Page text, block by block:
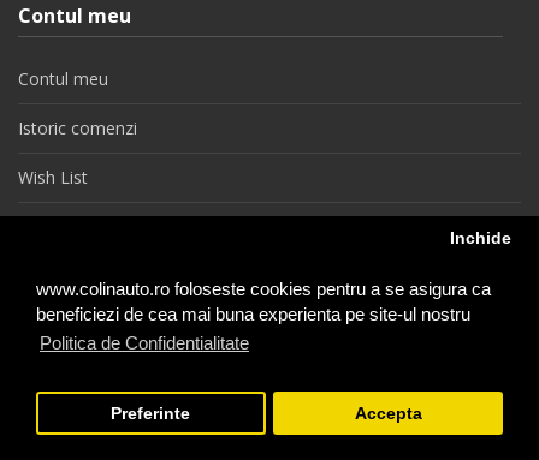
www.colinauto.ro foloseste cookies pentru a se asigura ca
beneficiezi de cea mai buna experienta pe site-ul nostru
Politica de Confidentialitate
Inchide
Preferinte Accepta
Contul meu
Contul meu
Istoric comenzi
Wish List